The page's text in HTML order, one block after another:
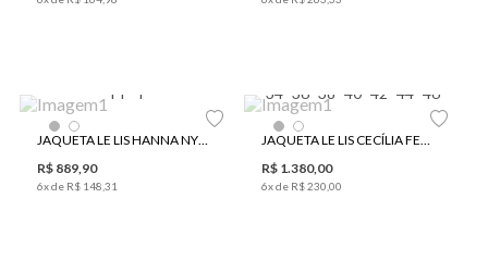
PP P
JAQUETA LE LIS HANNA NYLON FEMININA
R$ 889 90
6x de R$ 148 31
34 36 38 40 42 44 46
JAQUETA LE LIS CECÍLIA FEMININA
R$ 1.380, 00
6x de R$230 00